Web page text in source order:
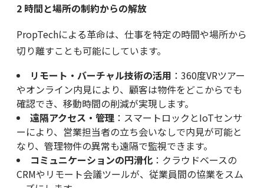
2 時間と場所の制約からの解放
PropTechによる革命は、仕事を特定の時間や場所から
切り離すことも可能にしています。
リモート・バーチャル技術の活用 ：360度VRツアー
やオンライン内見により、顧客は物件をどこからでも
確認でき、移動時間の削減が実現します。
遠隔アクセス・管理 ：スマートロックとIoTセンサ
ーにより、営業担当者の立ち会いなしで内見が可能と
なり、管理物件の異常も遠隔で監視できます。
コミュニケーションの円滑化 ：クラウドベースの
CRMやリモート会議ツールが、従業員間の協業をスム